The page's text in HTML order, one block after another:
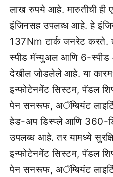
लाख रुपये आहे. मारुतीची ही
इंजिनसह उपलब्ध आहे. हे
137Nm टार्क जनरेट करते.
स्पीड मॅन्युअल आणि 6-स्पीड
देखील जोडलेले आहे. या
इन्फोटेनमेंट सिस्टम, पॅडल
पेन सनरूफ, अॅम्बियंट
हेड-अप डिस्प्ले आणि 360-
उपलब्ध आहे. तर यामध्ये
इन्फोटेनमेंट सिस्टम, पॅडल
पेन सनरूफ, अॅम्बियंट